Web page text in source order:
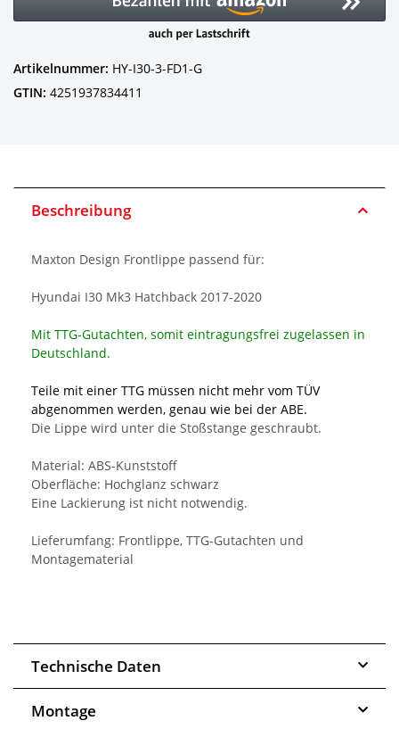
Artikelnummer: HY-I30-3-FD1-G
GTIN: 4251937834411
Beschreibung
Maxton Design Frontlippe passend für:
Hyundai I30 Mk3 Hatchback 2017-2020
Mit TTG-Gutachten, somit eintragungsfrei zugelassen in
Deutschland.
Teile mit einer TTG müssen nicht mehr vom TÜV
abgenommen werden, genau wie bei der ABE.
Die Lippe wird unter die Stoßstange geschraubt.
Material: ABS-Kunststoff
Oberfläche: Hochglanz schwarz
Eine Lackierung ist nicht notwendig.
Lieferumfang: Frontlippe, TTG-Gutachten und
Montagematerial
Technische Daten
Montage